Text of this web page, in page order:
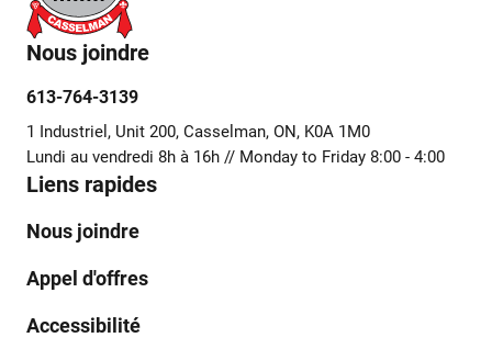
Nous joindre
613-764-3139
1 Industriel, Unit 200, Casselman, ON, K0A 1M0
Lundi au vendredi 8h à 16h // Monday to Friday 8:00 - 4:00
Liens rapides
Nous joindre
Appel d'offres
Accessibilité